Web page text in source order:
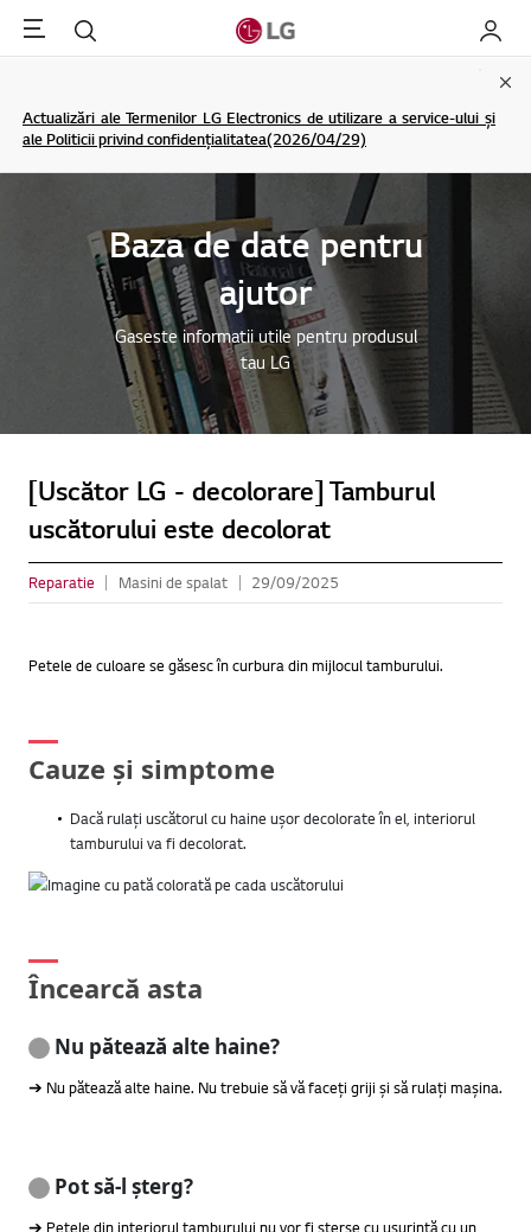
Menu Cautare My LG
Actualizări ale Termenilor LG Electronics de utilizare a service-ului și
ale Politicii privind confidențialitatea(2026/04/29)
Baza de date pentru
ajutor
Gaseste informatii utile pentru produsul
tau LG
[Uscător LG - decolorare] Tamburul
uscătorului este decolorat
Reparatie Masini de spalat 29/09/2025
Petele de culoare se găsesc în curbura din mijlocul tamburului.
Cauze și simptome
Dacă rulați uscătorul cu haine ușor decolorate în el, interiorul
tamburului va fi decolorat.
Încearcă asta
Nu pătează alte haine?
➔ Nu pătează alte haine. Nu trebuie să vă faceți griji și să rulați mașina.
Pot să-l șterg?
➔ Petele din interiorul tamburului nu vor fi șterse cu ușurință cu un